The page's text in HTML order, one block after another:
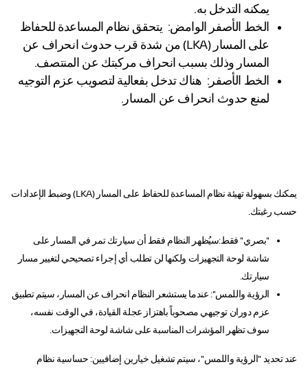
يمكنه التدخل به.
الخط الأصفر الوامض: يتحقق نظام المساعدة للحفاظ
على المسار (LKA) من شدة قرب حدوث انحراف عن
المسار وذلك بسبب انحراف مركبتك عن المنتصف.
الخط الأصفر: هناك تدخل بفعالية لتصويب عزم التوجيه
لمنع حدوث انحراف عن المسار.
يمكنك بسهولة تهيئة نظام المساعدة للحفاظ على المسار (LKA) وضبط الإعدادات
حسب رغبتك.
"بصري" فقط:سيُظهر النظام فقط أن سيارتك تمر في المسار على
شاشة لوحة التجهيزات ولكنها لن تطلب أي إجراء تصحيحي لتغيير مسار
سيارتك.
الرؤية واللمس": عندما يستشعر النظام انحراف عن المسار، سيتم تطبيق
عزم دوران توجيهي مصحوباً باهتزاز عجلة القيادة، في الوقت نفسه،
سوف تظهر المؤشرات المناسبة على شاشة لوحة التجهيزات.
عند تحديد "الرؤية واللمس"، سيتم تشغيل خيارين إضافيين: حساسية نظام